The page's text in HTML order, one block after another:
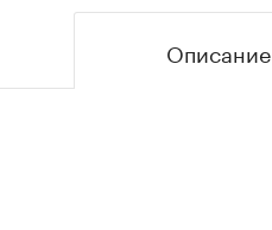
Описание